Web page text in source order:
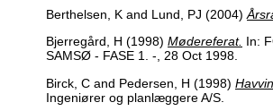
Berthelsen, K and Lund, PJ (2004)
Bjerregård, H (1998) Mødereferat. In:
SAMSØ - FASE 1. -, 28 Oct 1998.
Birck, C and Pedersen, H (1998)
Ingeniører og planlæggere A/S.